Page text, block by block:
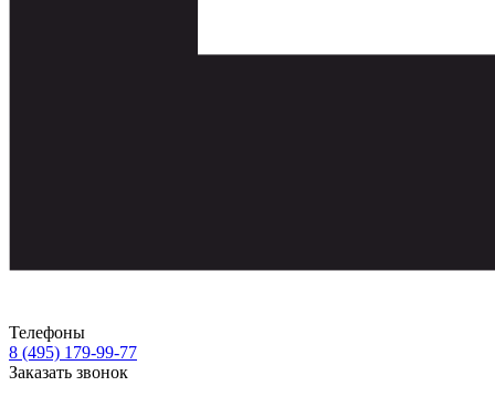
Телефоны
8 (495) 179-99-77
Заказать звонок